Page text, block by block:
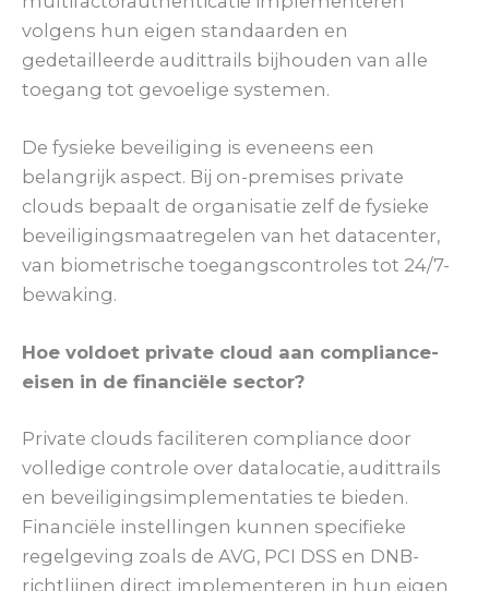
volgens hun eigen standaarden en
gedetailleerde audittrails bijhouden van alle
toegang tot gevoelige systemen.
De fysieke beveiliging is eveneens een
belangrijk aspect. Bij on-premises private
clouds bepaalt de organisatie zelf de fysieke
beveiligingsmaatregelen van het datacenter,
van biometrische toegangscontroles tot 24/7-
bewaking.
Hoe voldoet private cloud aan compliance-
eisen in de financiële sector?
Private clouds faciliteren compliance door
volledige controle over datalocatie, audittrails
en beveiligingsimplementaties te bieden.
Financiële instellingen kunnen specifieke
regelgeving zoals de AVG, PCI DSS en DNB-
richtlijnen direct implementeren in hun eigen